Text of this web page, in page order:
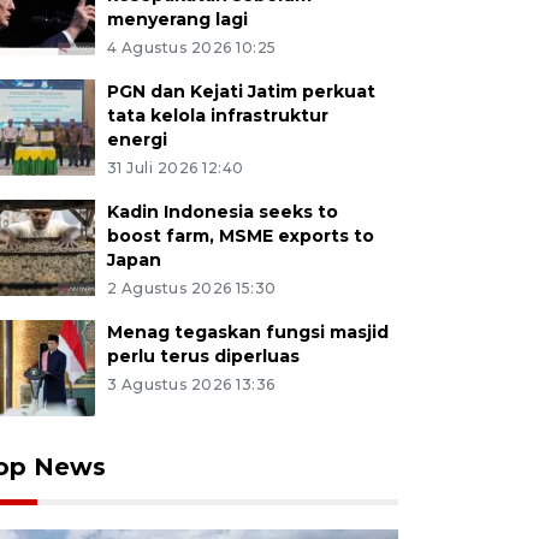
menyerang lagi
4 Agustus 2026 10:25
PGN dan Kejati Jatim perkuat
tata kelola infrastruktur
energi
31 Juli 2026 12:40
Kadin Indonesia seeks to
boost farm, MSME exports to
Japan
2 Agustus 2026 15:30
Menag tegaskan fungsi masjid
perlu terus diperluas
3 Agustus 2026 13:36
News